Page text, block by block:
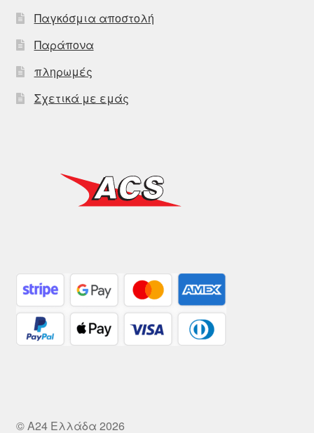
Παγκόσμια αποστολή
Παράπονα
πληρωμές
Σχετικά με εμάς
© A24 Ελλάδα 2026